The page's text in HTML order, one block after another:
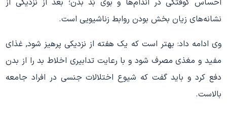
نشانه‌های زیان بخش بودن روابط زناشیویی است.
وی ادامه داد: بهتر است که یک هفته از نزدیکی پرهیز شود, غذای
مفید و مغذی مصرف شود و با رعایت تدابیری اخلاط بد را از بدن
دفع کرد و باید گفت که شیوع اختلالات جنسی در افراد جامعه
بالاست.